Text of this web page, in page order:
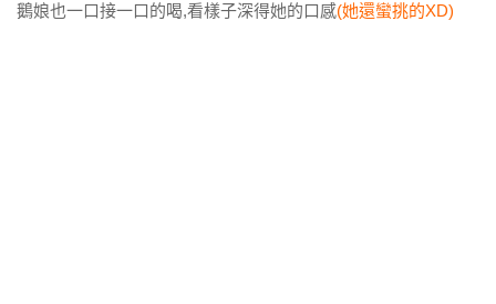
鵝娘也一口接一口的喝,看樣子深得她的口感(她還蠻挑的XD)